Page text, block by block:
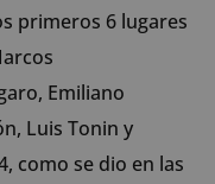
primeros 6 lugares
Emiliano
Luis Tonin y
como se dio en las